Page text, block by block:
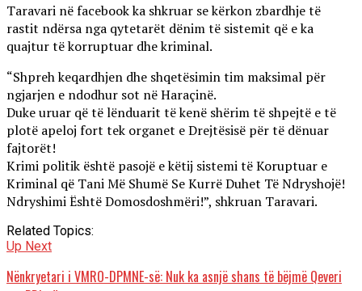
Taravari në facebook ka shkruar se kërkon zbardhje të
rastit ndërsa nga qytetarët dënim të sistemit që e ka
quajtur të korruptuar dhe kriminal.
“Shpreh keqardhjen dhe shqetësimin tim maksimal për
ngjarjen e ndodhur sot në Haraçinë.
Duke uruar që të lënduarit të kenë shërim të shpejtë e të
plotë apeloj fort tek organet e Drejtësisë për të dënuar
fajtorët!
Krimi politik është pasojë e këtij sistemi të Koruptuar e
Kriminal që Tani Më Shumë Se Kurrë Duhet Të Ndryshojë!
Ndryshimi Është Domosdoshmëri!”, shkruan Taravari.
Related Topics:
Up Next
Nënkryetari i VMRO-DPMNE-së: Nuk ka asnjë shans të bëjmë Qeveri